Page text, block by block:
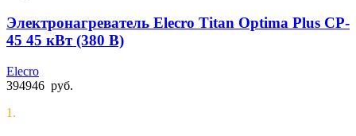
Электронагреватель Elecro Titan Optima Plus СP-
45 45 кВт (380 В)
Elecro
394946 руб.
1.